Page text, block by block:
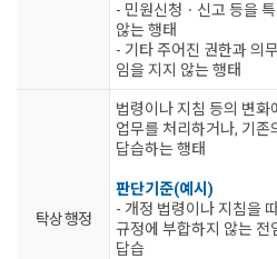
- 민원신청ㆍ신고 등을
않는 행태
- 기타 주어진 권한과 의
임을 지지 않는 행태
탁상 행정
법령이나 지침 등의 변
업무를 처리하거나, 기
답습하는 행태
판단기준(예시)
- 개정 법령이나 지침을
규정에 부합하지 않는
답습